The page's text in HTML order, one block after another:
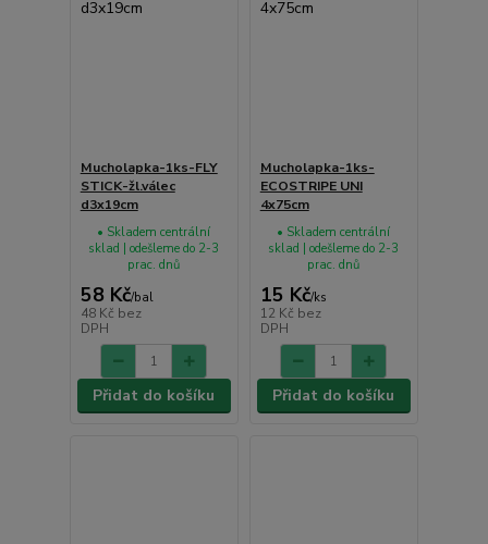
Mucholapka-1ks-FLY
STICK-žl.válec
d3x19cm
58 Kč/bal
48 Kč bez
DPH
• Skladem centrální
sklad | odešleme do 2-3
prac. dnů
Přidat do košíku
Mucholapka-1ks-
ECOSTRIPE UNI
4x75cm
15 Kč/ks
12 Kč bez
DPH
• Skladem centrální
sklad | odešleme do 2-3
prac. dnů
Přidat do košíku